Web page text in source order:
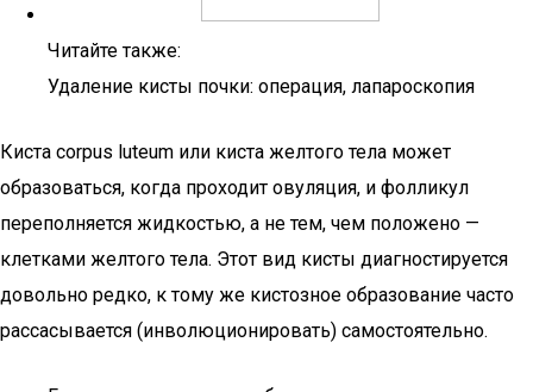
Читайте также:
Удаление кисты почки: операция, лапароскопия
Киста corpus luteum или киста желтого тела может
образоваться, когда проходит овуляция, и фолликул
переполняется жидкостью, а не тем, чем положено —
клетками желтого тела. Этот вид кисты диагностируется
довольно редко, к тому же кистозное образование часто
рассасывается (инволюционировать) самостоятельно.